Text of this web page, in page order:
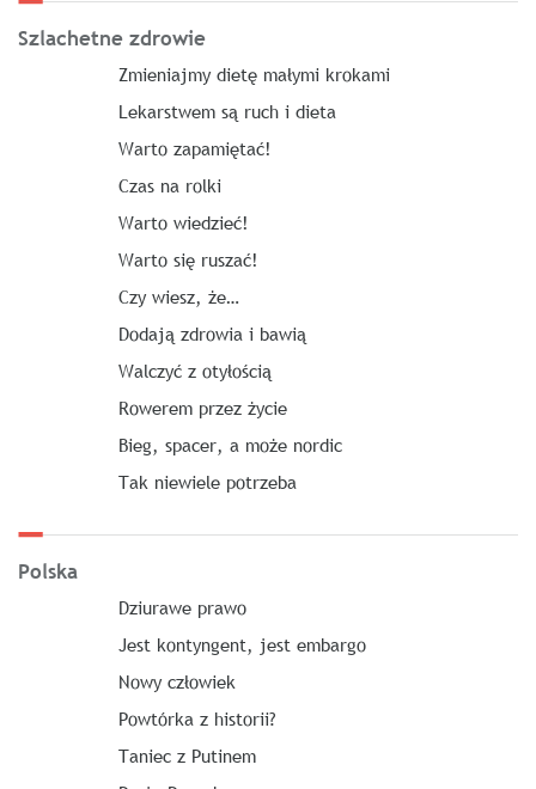
Szlachetne zdrowie
Zmieniajmy dietę małymi krokami
Lekarstwem są ruch i dieta
Warto zapamiętać!
Czas na rolki
Warto wiedzieć!
Warto się ruszać!
Czy wiesz, że…
Dodają zdrowia i bawią
Walczyć z otyłością
Rowerem przez życie
Bieg, spacer, a może nordic
Tak niewiele potrzeba
Polska
Dziurawe prawo
Jest kontyngent, jest embargo
Nowy człowiek
Powtórka z historii?
Taniec z Putinem